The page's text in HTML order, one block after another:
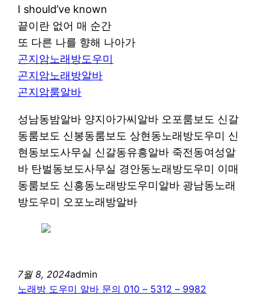
I should’ve known
끝이란 없어 매 순간
또 다른 나를 향해 나아가
곤지암노래방도우미
곤지암노래방알바
곤지암룸알바
성남동밤알바 양지아가씨알바 오포룸보도 신갈
동룸보도 신봉동룸보도 상현동노래방도우미 신
현동보도사무실 신갈동유흥알바 죽전동여성알
바 탄벌동보도사무실 경안동노래방도우미 이매
동룸보도 신흥동노래방도우미알바 광남동노래
방도우미 오포노래방알바
7월 8, 2024admin
노래방 도우미 알바 문의 010 – 5312 – 9982